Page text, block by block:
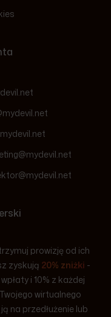
prowizję od ich
zyskują 20% zniżki -
i 10% z każdej
wirtualnego
na przedłużenie lub